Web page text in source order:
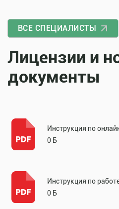
ВСЕ СПЕЦИАЛИСТЫ
Лицензии и
документы
Инструкция по
0 Б
Инструкция по
0 Б